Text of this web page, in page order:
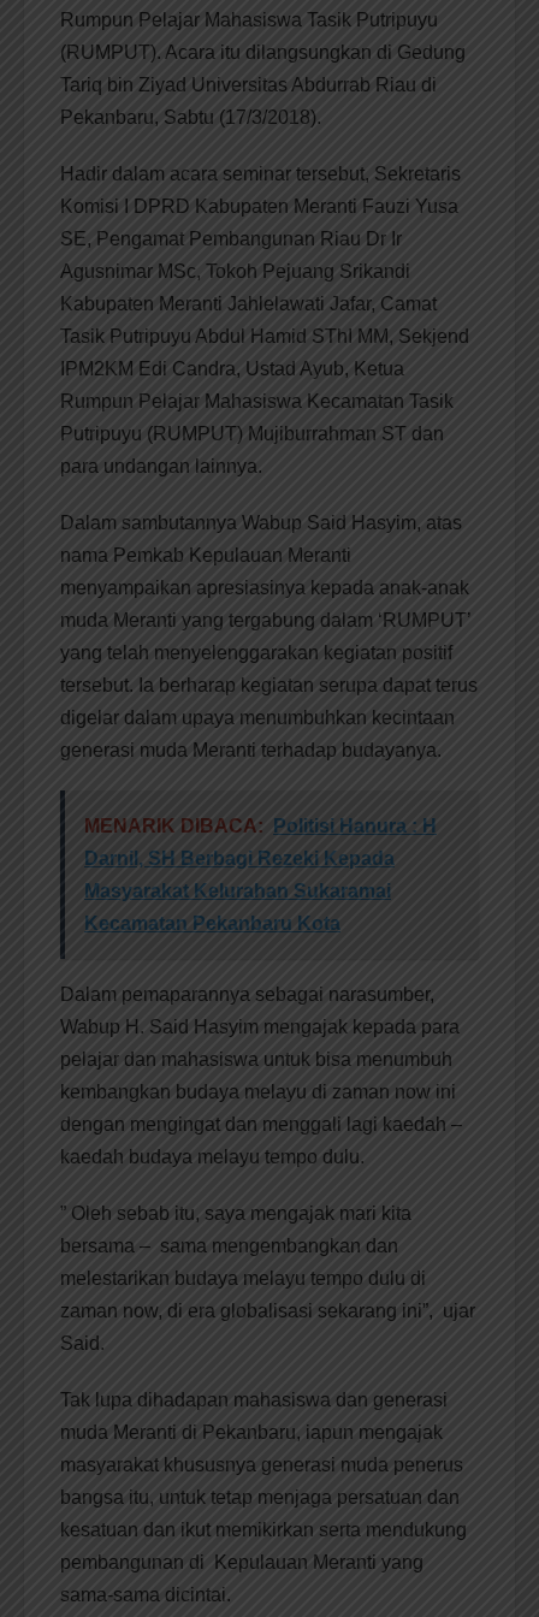
Rumpun Pelajar Mahasiswa Tasik Putripuyu
(RUMPUT). Acara itu dilangsungkan di Gedung
Tariq bin Ziyad Universitas Abdurrab Riau di
Pekanbaru, Sabtu (17/3/2018).
Hadir dalam acara seminar tersebut, Sekretaris
Komisi I DPRD Kabupaten Meranti Fauzi Yusa
SE, Pengamat Pembangunan Riau Dr Ir
Agusnimar MSc, Tokoh Pejuang Srikandi
Kabupaten Meranti Jahlelawati Jafar, Camat
Tasik Putripuyu Abdul Hamid SThI MM, Sekjend
IPM2KM Edi Candra, Ustad Ayub, Ketua
Rumpun Pelajar Mahasiswa Kecamatan Tasik
Putripuyu (RUMPUT) Mujiburrahman ST dan
para undangan lainnya.
Dalam sambutannya Wabup Said Hasyim, atas
nama Pemkab Kepulauan Meranti
menyampaikan apresiasinya kepada anak-anak
muda Meranti yang tergabung dalam ‘RUMPUT’
yang telah menyelenggarakan kegiatan positif
tersebut. Ia berharap kegiatan serupa dapat terus
digelar dalam upaya menumbuhkan kecintaan
generasi muda Meranti terhadap budayanya.
MENARIK DIBACA:
Politisi Hanura : H
Darnil, SH Berbagi Rezeki Kepada
Masyarakat Kelurahan Sukaramai
Kecamatan Pekanbaru Kota
Dalam pemaparannya sebagai narasumber,
Wabup H. Said Hasyim mengajak kepada para
pelajar dan mahasiswa untuk bisa menumbuh
kembangkan budaya melayu di zaman now ini
dengan mengingat dan menggali lagi kaedah –
kaedah budaya melayu tempo dulu.
” Oleh sebab itu, saya mengajak mari kita
bersama – sama mengembangkan dan
melestarikan budaya melayu tempo dulu di
zaman now, di era globalisasi sekarang ini”, ujar
Said.
Tak lupa dihadapan mahasiswa dan generasi
muda Meranti di Pekanbaru, iapun mengajak
masyarakat khususnya generasi muda penerus
bangsa itu, untuk tetap menjaga persatuan dan
kesatuan dan ikut memikirkan serta mendukung
pembangunan di Kepulauan Meranti yang
sama-sama dicintai.